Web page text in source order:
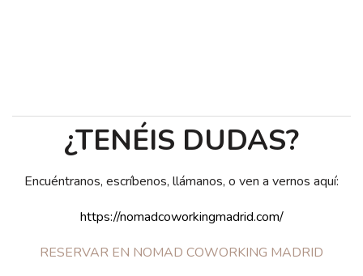
¿TENÉIS DUDAS?
Encuéntranos, escríbenos, llámanos, o ven a vernos aquí:
https://nomadcoworkingmadrid.com/
RESERVAR EN NOMAD COWORKING MADRID